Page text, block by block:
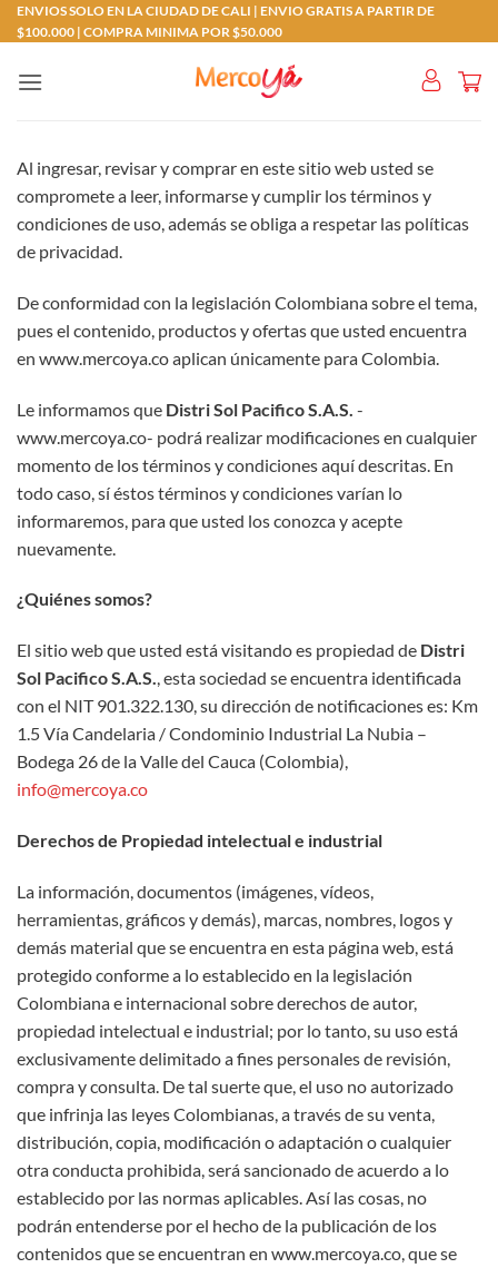
Saltar
al
ENVIOS SOLO EN LA CIUDAD DE CALI | ENVIO GRATIS A PARTIR DE
$100.000 | COMPRA MINIMA POR $50.000
Al ingresar, revisar y comprar en este sitio web usted se
compromete a leer, informarse y cumplir los términos y
condiciones de uso, además se obliga a respetar las políticas
de privacidad.
De conformidad con la legislación Colombiana sobre el tema,
pues el contenido, productos y ofertas que usted encuentra
en www.mercoya.co aplican únicamente para Colombia.
Le informamos que Distri Sol Pacifico S.A.S. -
www.mercoya.co- podrá realizar modificaciones en cualquier
momento de los términos y condiciones aquí descritas. En
todo caso, sí éstos términos y condiciones varían lo
informaremos, para que usted los conozca y acepte
nuevamente.
¿Quiénes somos?
El sitio web que usted está visitando es propiedad de Distri
Sol Pacifico S.A.S., esta sociedad se encuentra identificada
con el NIT 901.322.130, su dirección de notificaciones es: Km
1.5 Vía Candelaria / Condominio Industrial La Nubia –
Bodega 26 de la Valle del Cauca (Colombia),
info@mercoya.co
Derechos de Propiedad intelectual e industrial
La información, documentos (imágenes, vídeos,
herramientas, gráficos y demás), marcas, nombres, logos y
demás material que se encuentra en esta página web, está
protegido conforme a lo establecido en la legislación
Colombiana e internacional sobre derechos de autor,
propiedad intelectual e industrial; por lo tanto, su uso está
exclusivamente delimitado a fines personales de revisión,
compra y consulta. De tal suerte que, el uso no autorizado
que infrinja las leyes Colombianas, a través de su venta,
distribución, copia, modificación o adaptación o cualquier
otra conducta prohibida, será sancionado de acuerdo a lo
establecido por las normas aplicables. Así las cosas, no
podrán entenderse por el hecho de la publicación de los
contenidos que se encuentran en www.mercoya.co, que se